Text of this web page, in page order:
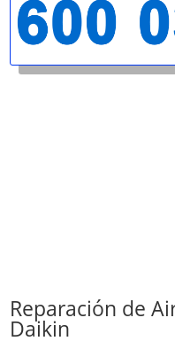
Reparación de
Daikin